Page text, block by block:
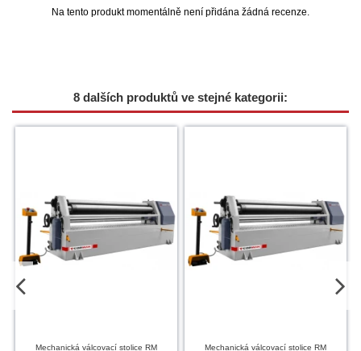
Na tento produkt momentálně není přidána žádná recenze.
8 dalších produktů ve stejné kategorii:
Mechanická válcovací stolice RM Mechanická válcovací stolice RM